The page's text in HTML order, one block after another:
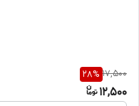
17,500
28%
12,500